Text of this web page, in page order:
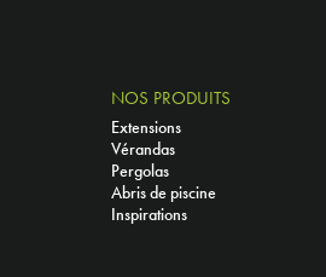
NOS PRODUITS
Extensions
Vérandas
Pergolas
Abris de piscine
Inspirations